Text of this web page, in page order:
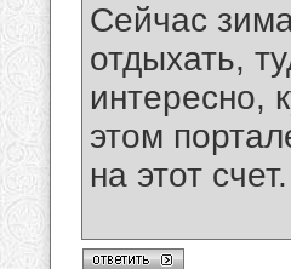
Сейчас
отдыхать,
интересно,
этом
на этот счет.